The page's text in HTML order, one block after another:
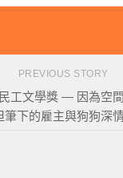
PREVIOUS STORY
工文學獎 — 因為空
筆下的雇主與狗狗深